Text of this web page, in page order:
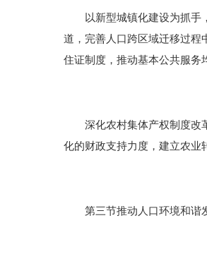
以新型城镇化建设为抓手，
道，完善人口跨区域迁移过程
住证制度，推动基本公共服务
深化农村集体产权制度改革
化的财政支持力度，建立农业
第三节推动人口环境和谐